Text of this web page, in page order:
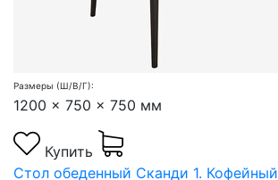
Размеры (Ш/В/Г):
1200 x 750 x 750 мм
Купить
Стол обеденный Сканди 1. Кофейный